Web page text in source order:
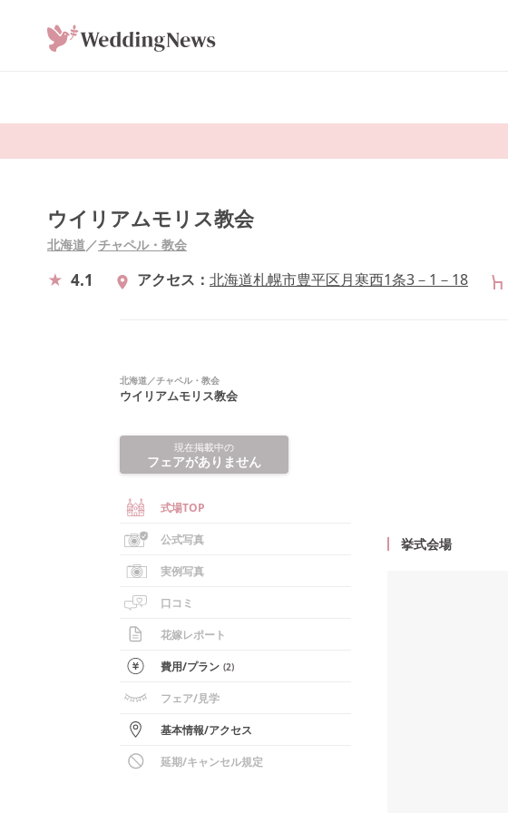
ウイリアムモリス教会
北海道／チャペル・教会
4.1 アクセス 北海道札幌市豊平区月寒西1条3－1－18
北海道／チャペル・教会
ウイリアムモリス教会
現在掲載中の
フェアがありません
式場TOP
公式写真
実例写真
口コミ
花嫁レポート
費用/プラン (2)
フェア/見学
基本情報/アクセス
延期/キャンセル規定
挙式会場